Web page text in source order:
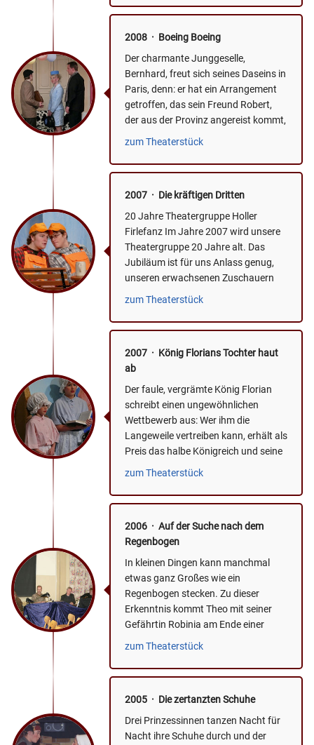
2008 · Boeing Boeing
Der charmante Junggeselle,
Bernhard, freut sich seines Daseins in
Paris, denn: er hat ein Arrangement
getroffen, das sein Freund Robert,
der aus der Provinz angereist kommt,
bewundernd ein...
zum Theaterstück
2007 · Die kräftigen Dritten
20 Jahre Theatergruppe Holler
Firlefanz Im Jahre 2007 wird unsere
Theatergruppe 20 Jahre alt. Das
Jubiläum ist für uns Anlass genug,
unseren erwachsenen Zuschauern
etwas ganz Besonderes zu...
zum Theaterstück
2007 · König Florians Tochter haut
ab
Der faule, vergrämte König Florian
schreibt einen ungewöhnlichen
Wettbewerb aus: Wer ihm die
Langeweile vertreiben kann, erhält als
Preis das halbe Königreich und seine
Tochter Rosalyn zur Frau....
zum Theaterstück
2006 · Auf der Suche nach dem
Regenbogen
In kleinen Dingen kann manchmal
etwas ganz Großes wie ein
Regenbogen stecken. Zu dieser
Erkenntnis kommt Theo mit seiner
Gefährtin Robinia am Ende einer
turbulenten Reise in eine Wunderwelt
zum Theaterstück
2005 · Die zertanzten Schuhe
Drei Prinzessinnen tanzen Nacht für
Nacht ihre Schuhe durch und der